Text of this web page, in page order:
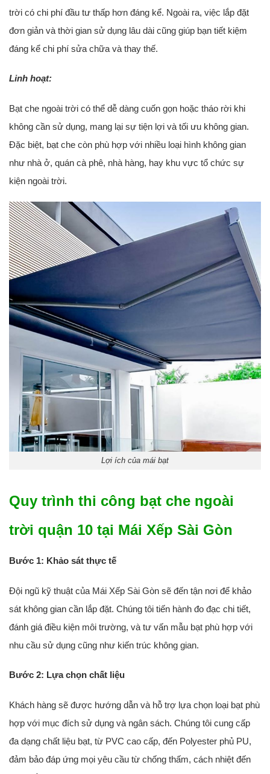
trời có chi phí đầu tư thấp hơn đáng kể. Ngoài ra, việc lắp đặt
đơn giản và thời gian sử dụng lâu dài cũng giúp bạn tiết kiệm
đáng kể chi phí sửa chữa và thay thế.
Linh hoạt:
Bạt che ngoài trời có thể dễ dàng cuốn gọn hoặc tháo rời khi
không cần sử dụng, mang lại sự tiện lợi và tối ưu không gian.
Đặc biệt, bạt che còn phù hợp với nhiều loại hình không gian
như nhà ở, quán cà phê, nhà hàng, hay khu vực tổ chức sự
kiện ngoài trời.
Lợi ích của mái bạt
Quy trình thi công bạt che ngoài
trời quận 10 tại Mái Xếp Sài Gòn
Bước 1: Khảo sát thực tế
Đội ngũ kỹ thuật của Mái Xếp Sài Gòn sẽ đến tận nơi để khảo
sát không gian cần lắp đặt. Chúng tôi tiến hành đo đạc chi tiết,
đánh giá điều kiện môi trường, và tư vấn mẫu bạt phù hợp với
nhu cầu sử dụng cũng như kiến trúc không gian.
Bước 2: Lựa chọn chất liệu
Khách hàng sẽ được hướng dẫn và hỗ trợ lựa chọn loại bạt phù
hợp với mục đích sử dụng và ngân sách. Chúng tôi cung cấp
đa dạng chất liệu bạt, từ PVC cao cấp, đến Polyester phủ PU,
đảm bảo đáp ứng mọi yêu cầu từ chống thấm, cách nhiệt đến